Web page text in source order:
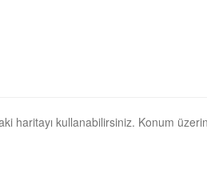
haritayı kullanabilirsiniz. Konum